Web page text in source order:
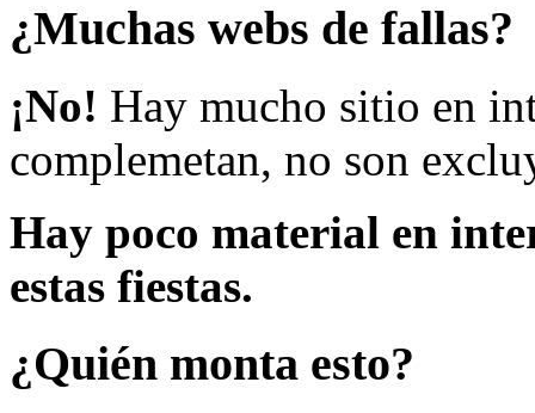
¿Muchas webs de fallas?
¡No! Hay mucho sitio en
complemetan, no son
Hay poco material en
estas fiestas.
¿Quién monta esto?